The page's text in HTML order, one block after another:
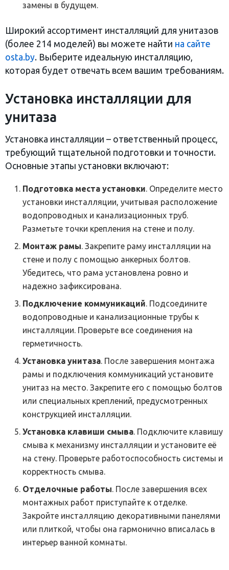
замены в будущем.
Широкий ассортимент инсталляций для унитазов
(более 214 моделей) вы можете найти на сайте
osta.by. Выберите идеальную инсталляцию,
которая будет отвечать всем вашим требованиям.
Установка инсталляции для
унитаза
Установка инсталляции – ответственный процесс,
требующий тщательной подготовки и точности.
Основные этапы установки включают:
Подготовка места установки. Определите место
установки инсталляции, учитывая расположение
водопроводных и канализационных труб.
Разметьте точки крепления на стене и полу.
Монтаж рамы. Закрепите раму инсталляции на
стене и полу с помощью анкерных болтов.
Убедитесь, что рама установлена ровно и
надежно зафиксирована.
Подключение коммуникаций. Подсоедините
водопроводные и канализационные трубы к
инсталляции. Проверьте все соединения на
герметичность.
Установка унитаза. После завершения монтажа
рамы и подключения коммуникаций установите
унитаз на место. Закрепите его с помощью болтов
или специальных креплений, предусмотренных
конструкцией инсталляции.
Установка клавиши смыва. Подключите клавишу
смыва к механизму инсталляции и установите её
на стену. Проверьте работоспособность системы и
корректность смыва.
Отделочные работы. После завершения всех
монтажных работ приступайте к отделке.
Закройте инсталляцию декоративными панелями
или плиткой, чтобы она гармонично вписалась в
интерьер ванной комнаты.